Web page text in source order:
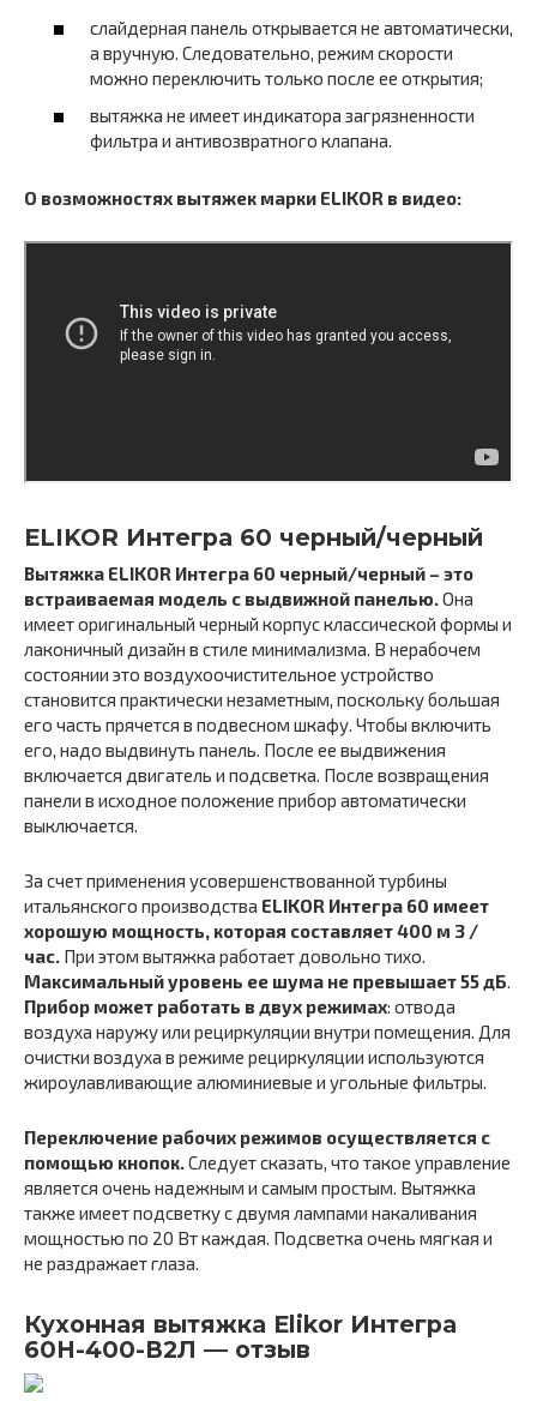
слайдерная панель открывается не автоматически,
а вручную. Следовательно, режим скорости
можно переключить только после ее открытия;
вытяжка не имеет индикатора загрязненности
фильтра и антивозвратного клапана.
О возможностях вытяжек марки ELIKOR в видео:
ELIKOR Интегра 60 черный/черный
Вытяжка ELIKOR Интегра 60 черный/черный – это
встраиваемая модель с выдвижной панелью.Она
имеет оригинальный черный корпус классической формы и
лаконичный дизайн в стиле минимализма. В нерабочем
состоянии это воздухоочистительное устройство
становится практически незаметным, поскольку большая
его часть прячется в подвесном шкафу. Чтобы включить
его, надо выдвинуть панель. После ее выдвижения
включается двигатель и подсветка. После возвращения
панели в исходное положение прибор автоматически
выключается.
За счет применения усовершенствованной турбины
итальянского производства ELIKOR Интегра 60 имеет
хорошую мощность, которая составляет 400 м 3 /
час. При этом вытяжка работает довольно тихо.
Максимальный уровень ее шума не превышает 55 дБ.
Прибор может работать в двух режимах: отвода
воздуха наружу или рециркуляции внутри помещения. Для
очистки воздуха в режиме рециркуляции используются
жироулавливающие алюминиевые и угольные фильтры.
Переключение рабочих режимов осуществляется с
помощью кнопок.Следует сказать, что такое управление
является очень надежным и самым простым. Вытяжка
также имеет подсветку с двумя лампами накаливания
мощностью по 20 Вт каждая. Подсветка очень мягкая и
не раздражает глаза.
Кухонная вытяжка Elikor Интегра
60Н-400-В2Л — отзыв